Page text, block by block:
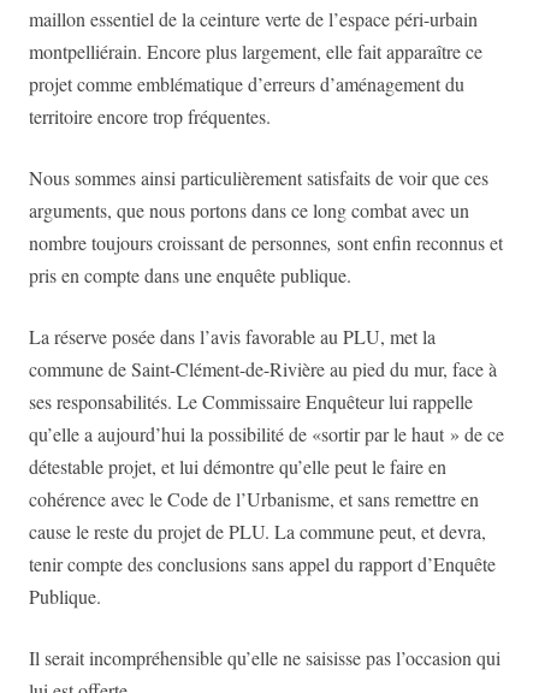
maillon essentiel de la ceinture verte de l’espace péri-urbain
montpelliérain. Encore plus largement, elle fait apparaître ce
projet comme emblématique d’erreurs d’aménagement du
territoire encore trop fréquentes.
Nous sommes ainsi particulièrement satisfaits de voir que ces
arguments, que nous portons dans ce long combat avec un
nombre toujours croissant de personnes, sont enfin reconnus et
pris en compte dans une enquête publique.
La réserve posée dans l’avis favorable au PLU, met la
commune de Saint-Clément-de-Rivière au pied du mur, face à
ses responsabilités. Le Commissaire Enquêteur lui rappelle
qu’elle a aujourd’hui la possibilité de «sortir par le haut » de ce
détestable projet, et lui démontre qu’elle peut le faire en
cohérence avec le Code de l’Urbanisme, et sans remettre en
cause le reste du projet de PLU. La commune peut, et devra,
tenir compte des conclusions sans appel du rapport d’Enquête
Publique.
Il serait incompréhensible qu’elle ne saisisse pas l’occasion qui